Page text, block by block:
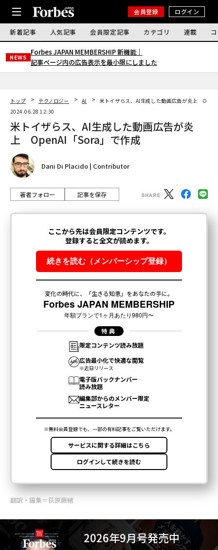
会員登録 ログイン
新着記事 人気記事 会員限定記事 カテゴリ 連載
NEWS
Forbes JAPAN MEMBERSHIP 新機能｜
記事ページ内の広告表示を最小限にしました
トップ テクノロジー AI
米トイザらス、AI生成した動画広告が炎上
2024.06.28 12:30
米トイザらス、AI生成した動画広告が炎
上 OpenAI「Sora」で作成
Dani Di Placido | Contributor
著者フォロー 記事を保存
翻訳・編集＝荻原藤緒
2026年9月号発売中